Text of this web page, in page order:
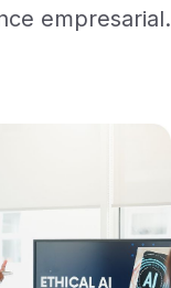
empresarial.